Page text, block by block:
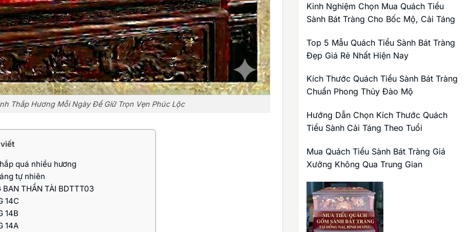
Thắp Hương Mỗi Ngày Để Giữ Trọn Vẹn Phúc Lộc
quá nhiều hương
tự nhiên
BAN THẦN TÀI BDTTT03
14C
14B
14A
Kinh Nghiệm Chọn Mua Quách Tiểu
Sành Bát Tràng Cho Bốc Mộ, Cải Táng
Top 5 Mẫu Quách Tiểu Sành Bát Tràng
Đẹp Giá Rẻ Nhất Hiện Nay
Kích Thước Quách Tiểu Sành Bát Tràng
Chuẩn Phong Thủy Đào Mộ
Hướng Dẫn Chọn Kích Thước Quách
Tiểu Sành Cải Táng Theo Tuổi
Mua Quách Tiểu Sành Bát Tràng Giá
Xưởng Không Qua Trung Gian